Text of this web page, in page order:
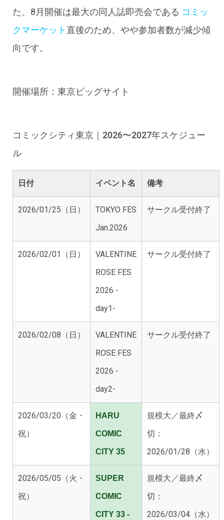
た、8月開催は最大の同人誌即売会である コミッ
クマーケット 直後のため、やや参加者数が減少傾
向です。
開催場所： 東京ビッグサイト
コミックシティ東京｜2026〜2027年スケジュー
ル
日付 イベント名 備考
2026/01/25（日）
TOKYO FES
Jan.2026
サークル受付終了
2026/02/01（日）
VALENTINE
ROSE FES
2026 -
day1-
サークル受付終了
2026/02/08（日）
VALENTINE
ROSE FES
2026 -
day2-
サークル受付終了
2026/03/20（金・
祝）
HARU
COMIC
CITY 35
規模大 ／最終〆
切：
2026/01/28（水）
2026/05/05（火・
祝）
SUPER
COMIC
CITY 33 -
規模大 ／最終〆
切：
2026/03/04（水）